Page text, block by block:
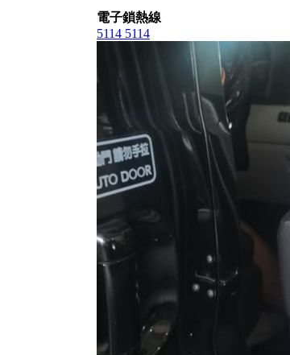
電子鎖熱線
5114 5114